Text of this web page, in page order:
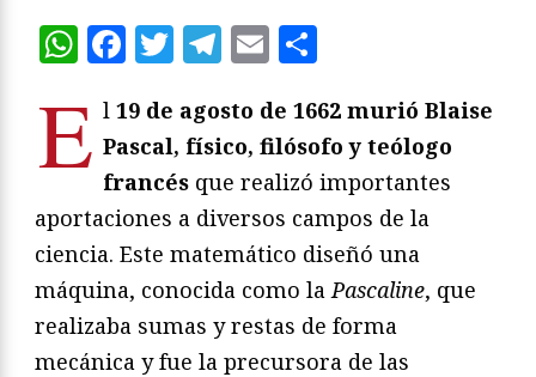
WhatsApp
Facebook
Twitter
Telegram
Email
E l 19 de agosto de 1662 murió Blaise
Pascal, físico, filósofo y teólogo
francés que realizó importantes
aportaciones a diversos campos de la
ciencia. Este matemático diseñó una
máquina, conocida como la Pascaline, que
realizaba sumas y restas de forma
mecánica y fue la precursora de las